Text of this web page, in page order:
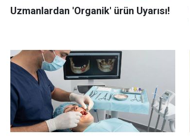
Uzmanlardan 'Organik' ürün Uyarısı!